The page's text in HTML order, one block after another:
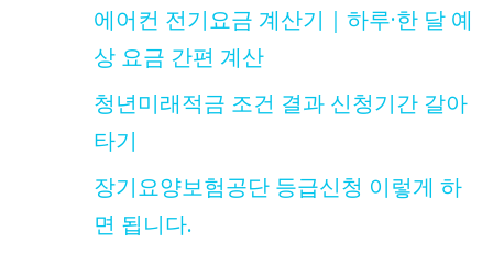
에어컨 전기요금 계산기｜하루·한 달 예
상 요금 간편 계산
청년미래적금 조건 결과 신청기간 갈아
타기
장기요양보험공단 등급신청 이렇게 하
면 됩니다.